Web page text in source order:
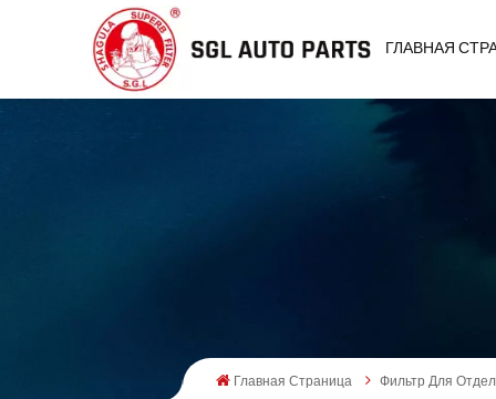
ГЛАВНАЯ
Главная Страница Фильтр Для